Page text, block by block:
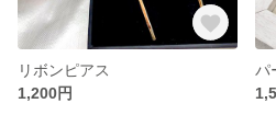
リボンピアス
1,200円
パ